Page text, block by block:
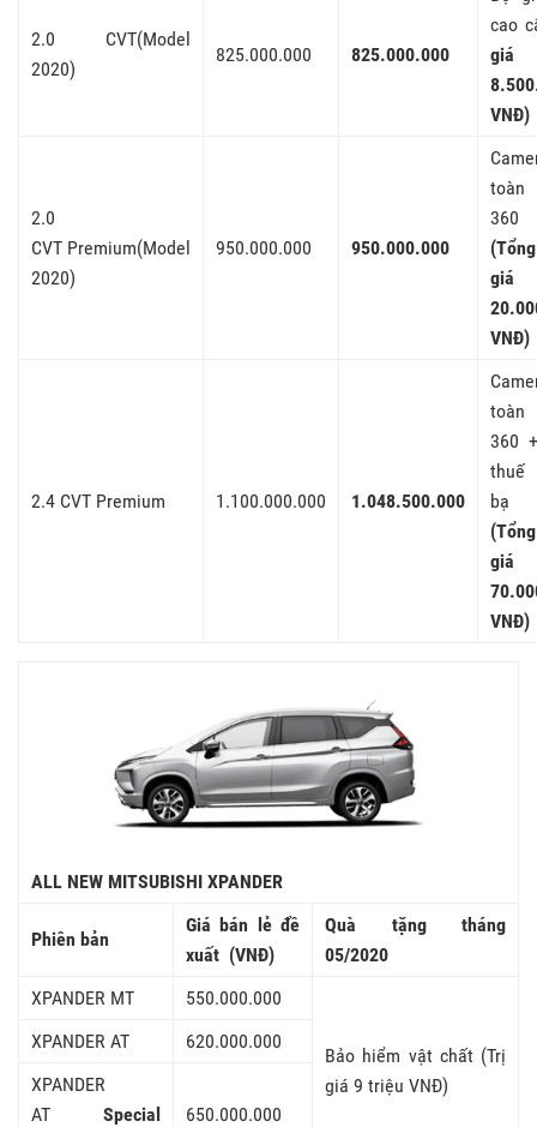
2.0 CVT(Model
2020)
825.000.000 825.000.000
cao
giá
VNĐ)
2.0
CVT Premium(Model
2020)
950.000.000 950.000.000
toàn
360
giá
VNĐ)
2.4 CVT Premium 1.100.000.000 1.048.500.000
toàn
360
thuế
bạ
giá
VNĐ)
ALL NEW MITSUBISHI XPANDER
Phiên bản
Giá bán lẻ đề
xuất (VNĐ)
Quà tặng tháng
05/2020
XPANDER MT
550.000.000
Bảo hiểm vật chất (Trị
giá 9 triệu VNĐ)
XPANDER AT
620.000.000
XPANDER
AT Special
650.000.000